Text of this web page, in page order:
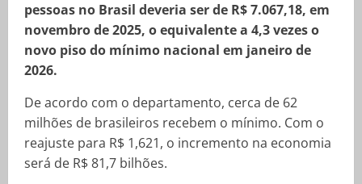
pessoas no Brasil deveria ser de R$ 7.067,18, em
novembro de 2025, o equivalente a 4,3 vezes o
novo piso do mínimo nacional em janeiro de
2026.
De acordo com o departamento, cerca de 62
milhões de brasileiros recebem o mínimo. Com o
reajuste para R$ 1,621, o incremento na economia
será de R$ 81,7 bilhões.